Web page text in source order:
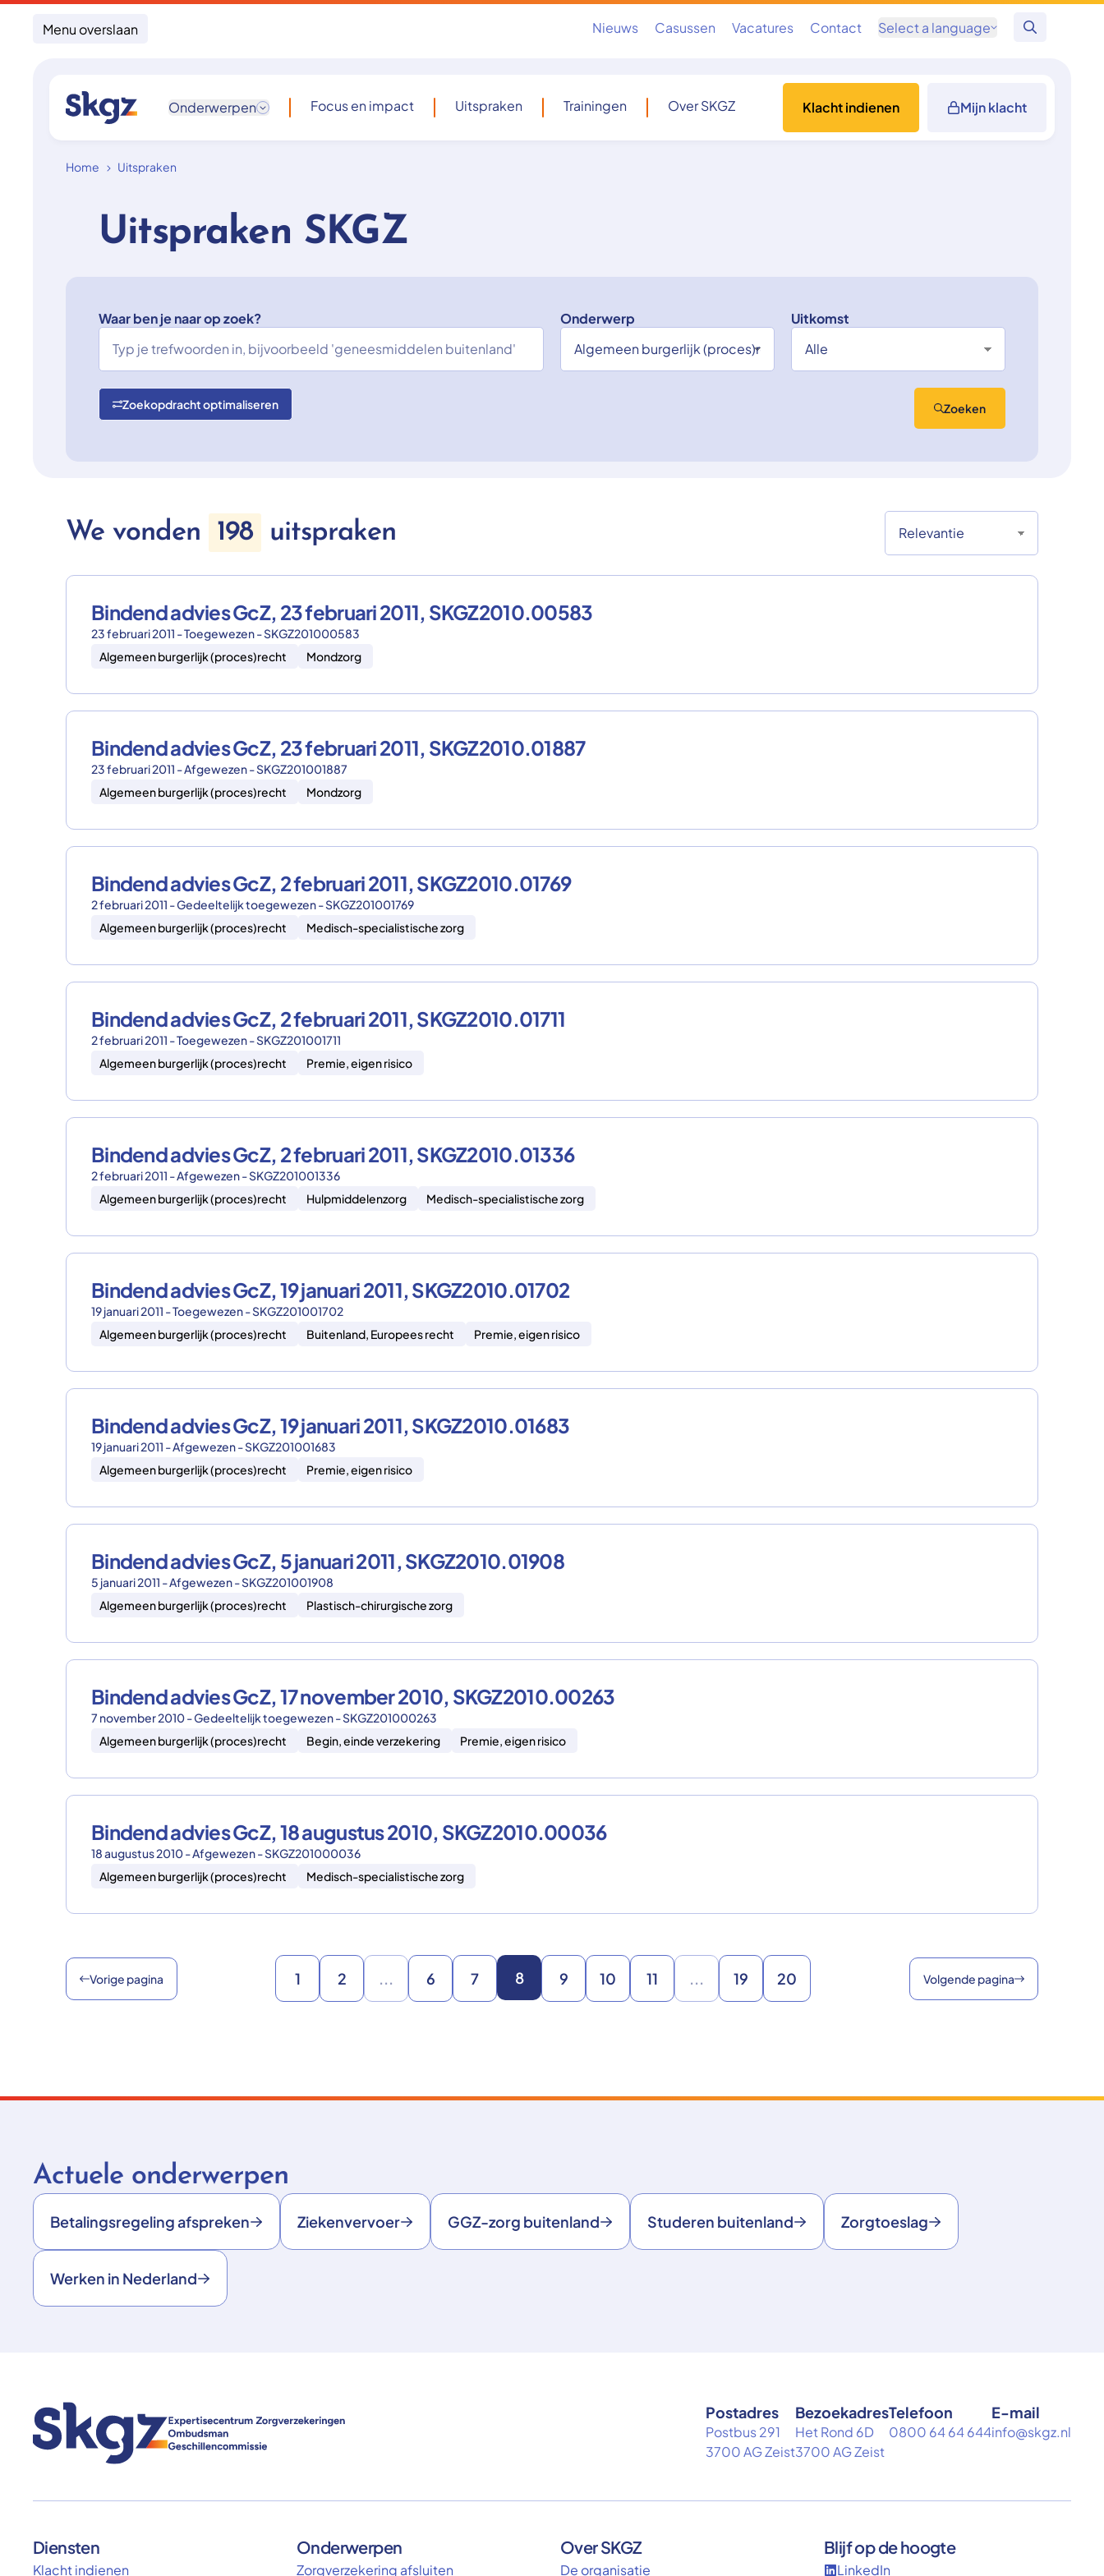
Menu overslaan Nieuws Casussen Vacatures Contact Select a language
Zoeken
Onderwerpen Focus en impact Uitspraken Trainingen Over SKGZ Klacht indienen Mijn klacht
Home Uitspraken
Uitspraken SKGZ
Waar ben je naar op zoek? Onderwerp Uitkomst
Zoekopdracht optimaliseren Zoeken
We vonden 198 uitspraken
Bindend advies GcZ, 23 februari 2011, SKGZ2010.00583
23 februari 2011 - Toegewezen - SKGZ201000583
Algemeen burgerlijk (proces)recht
Mondzorg
Bindend advies GcZ, 23 februari 2011, SKGZ2010.01887
23 februari 2011 - Afgewezen - SKGZ201001887
Algemeen burgerlijk (proces)recht
Mondzorg
Bindend advies GcZ, 2 februari 2011, SKGZ2010.01769
2 februari 2011 - Gedeeltelijk toegewezen - SKGZ201001769
Algemeen burgerlijk (proces)recht
Medisch-specialistische zorg
Bindend advies GcZ, 2 februari 2011, SKGZ2010.01711
2 februari 2011 - Toegewezen - SKGZ201001711
Algemeen burgerlijk (proces)recht
Premie, eigen risico
Bindend advies GcZ, 2 februari 2011, SKGZ2010.01336
2 februari 2011 - Afgewezen - SKGZ201001336
Algemeen burgerlijk (proces)recht
Hulpmiddelenzorg Medisch-specialistische zorg
Bindend advies GcZ, 19 januari 2011, SKGZ2010.01702
19 januari 2011 - Toegewezen - SKGZ201001702
Algemeen burgerlijk (proces)recht
Buitenland, Europees recht Premie, eigen risico
Bindend advies GcZ, 19 januari 2011, SKGZ2010.01683
19 januari 2011 - Afgewezen - SKGZ201001683
Algemeen burgerlijk (proces)recht
Premie, eigen risico
Bindend advies GcZ, 5 januari 2011, SKGZ2010.01908
5 januari 2011 - Afgewezen - SKGZ201001908
Algemeen burgerlijk (proces)recht
Plastisch-chirurgische zorg
Bindend advies GcZ, 17 november 2010, SKGZ2010.00263
7 november 2010 - Gedeeltelijk toegewezen - SKGZ201000263
Algemeen burgerlijk (proces)recht
Begin, einde verzekering Premie, eigen risico
Bindend advies GcZ, 18 augustus 2010, SKGZ2010.00036
18 augustus 2010 - Afgewezen - SKGZ201000036
Algemeen burgerlijk (proces)recht
Medisch-specialistische zorg
Vorige pagina 1 2 ... 6 7 8 9 10 11 ... 19 20 Volgende pagina
Actuele onderwerpen
Betalingsregeling afspreken Ziekenvervoer GGZ-zorg buitenland Studeren buitenland Zorgtoeslag
Werken in Nederland
Postadres
Postbus 291
3700 AG Zeist
Bezoekadres
Het Rond 6D
3700 AG Zeist
Telefoon
0800 64 64 644
E-mail
info@skgz.nl
Diensten
Klacht indienen
Onderwerpen
Zorgverzekering afsluiten
Over SKGZ
De organisatie
Blijf op de hoogte
LinkedIn